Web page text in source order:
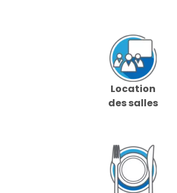
Location
des salles